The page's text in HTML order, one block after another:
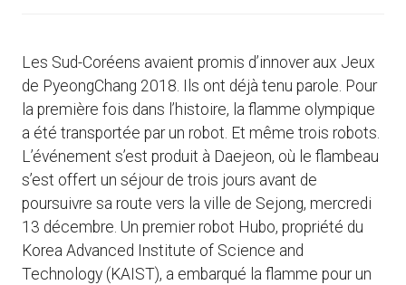
Les Sud-Coréens avaient promis d’innover aux Jeux
de PyeongChang 2018. Ils ont déjà tenu parole. Pour
la première fois dans l’histoire, la flamme olympique
a été transportée par un robot. Et même trois robots.
L’événement s’est produit à Daejeon, où le flambeau
s’est offert un séjour de trois jours avant de
poursuivre sa route vers la ville de Sejong, mercredi
13 décembre. Un premier robot Hubo, propriété du
Korea Advanced Institute of Science and
Technology (KAIST), a embarqué la flamme pour un